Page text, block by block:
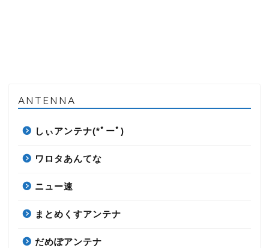
ANTENNA
しぃアンテナ(*ﾟーﾟ)
ワロタあんてな
ニュー速
まとめくすアンテナ
だめぽアンテナ